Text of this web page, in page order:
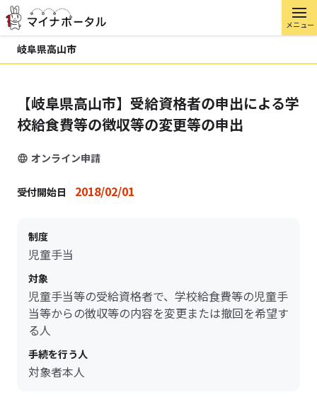
メニュー
岐阜県高山市
【岐阜県高山市】受給資格者の申出による学
校給食費等の徴収等の変更等の申出
オンライン申請
受付開始日 2018/02/01
制度
児童手当
対象
児童手当等の受給資格者で、学校給食費等の児童手
当等からの徴収等の内容を変更または撤回を希望す
る人
手続を行う人
対象者本人